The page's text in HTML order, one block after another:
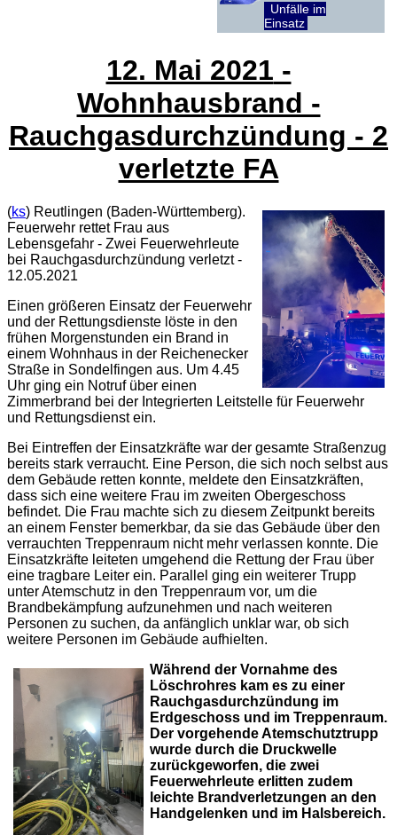
Unfälle im
Einsatz
12. Mai 2021 -
Wohnhausbrand -
Rauchgasdurchzündung - 2
verletzte FA
(ks) Reutlingen (Baden-Württemberg).
Feuerwehr rettet Frau aus
Lebensgefahr - Zwei Feuerwehrleute
bei Rauchgasdurchzündung verletzt -
12.05.2021
Einen größeren Einsatz der Feuerwehr
und der Rettungsdienste löste in den
frühen Morgenstunden ein Brand in
einem Wohnhaus in der Reichenecker
Straße in Sondelfingen aus. Um 4.45
Uhr ging ein Notruf über einen
Zimmerbrand bei der Integrierten Leitstelle für Feuerwehr
und Rettungsdienst ein.
Bei Eintreffen der Einsatzkräfte war der gesamte Straßenzug
bereits stark verraucht. Eine Person, die sich noch selbst aus
dem Gebäude retten konnte, meldete den Einsatzkräften,
dass sich eine weitere Frau im zweiten Obergeschoss
befindet. Die Frau machte sich zu diesem Zeitpunkt bereits
an einem Fenster bemerkbar, da sie das Gebäude über den
verrauchten Treppenraum nicht mehr verlassen konnte. Die
Einsatzkräfte leiteten umgehend die Rettung der Frau über
eine tragbare Leiter ein. Parallel ging ein weiterer Trupp
unter Atemschutz in den Treppenraum vor, um die
Brandbekämpfung aufzunehmen und nach weiteren
Personen zu suchen, da anfänglich unklar war, ob sich
weitere Personen im Gebäude aufhielten.
Während der Vornahme des
Löschrohres kam es zu einer
Rauchgasdurchzündung im
Erdgeschoss und im Treppenraum.
Der vorgehende Atemschutztrupp
wurde durch die Druckwelle
zurückgeworfen, die zwei
Feuerwehrleute erlitten zudem
leichte Brandverletzungen an den
Handgelenken und im Halsbereich.